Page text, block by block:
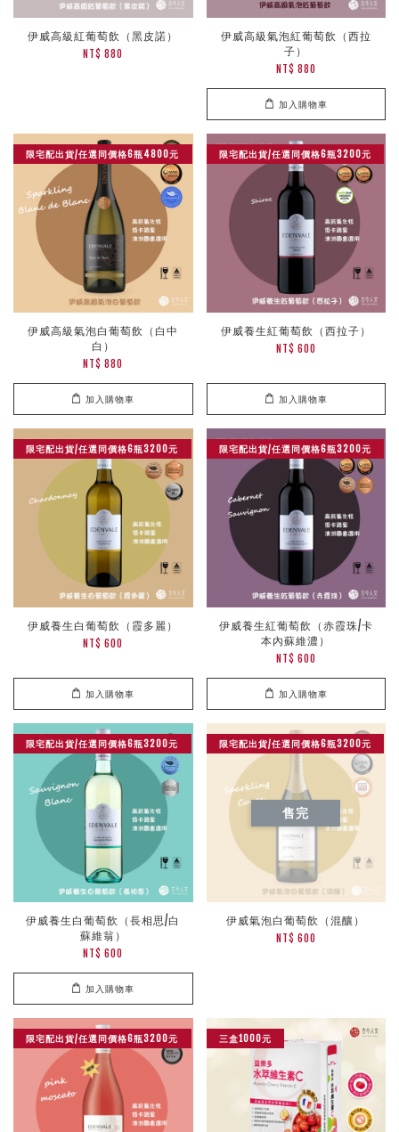
伊威高級紅葡萄飲（黑皮諾）
NT$ 880
伊威高級氣泡紅葡萄飲（西拉
子）
NT$ 880
加入購物車
限宅配出貨/任選同價格6瓶4800元
伊威高級氣泡白葡萄飲（白中
白）
NT$ 880
加入購物車
限宅配出貨/任選同價格6瓶3200元
伊威養生紅葡萄飲（西拉子）
NT$ 600
加入購物車
限宅配出貨/任選同價格6瓶3200元
伊威養生白葡萄飲（霞多麗）
NT$ 600
加入購物車
限宅配出貨/任選同價格6瓶3200元
伊威養生紅葡萄飲（赤霞珠/卡
本內蘇維濃）
NT$ 600
加入購物車
限宅配出貨/任選同價格6瓶3200元
伊威養生白葡萄飲（長相思/白
蘇維翁）
NT$ 600
加入購物車
售完
限宅配出貨/任選同價格6瓶3200元
伊威氣泡白葡萄飲（混釀）
NT$ 600
限宅配出貨/任選同價格6瓶3200元 三盒1000元